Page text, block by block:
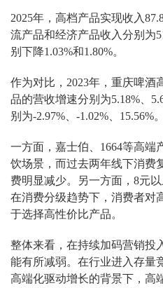
2025年，高档产品实现收入
流产品和经济产品收入分别为
别下降1.03%和1.80%。
作为对比，2023年，重庆啤酒
品的营收增速分别为5.18%、
别为-2.97%、-1.02%、15.56%。
一方面，嘉士伯、1664等高端
饮场景，而过去两年线下消费
费明显减少。另一方面，8元
在消费分级趋势下，消费者对
于选择高性价比产品。
整体来看，在持续加码营销投
能有所减弱。在行业进入存量
高端化驱动增长的背景下，高